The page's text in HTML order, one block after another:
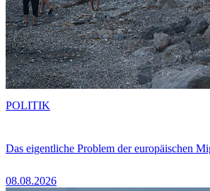
Das eigentliche Problem der europäischen
08.08.2026
POLITIK